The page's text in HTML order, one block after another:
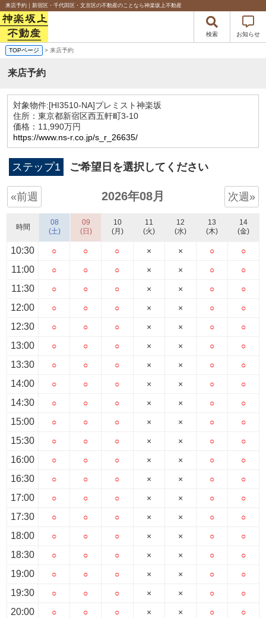
来店予約｜新宿区・千代田区・文京区の不動産のことなら神楽坂上不動産
検索 お知らせ
TOPページ > 来店予約
来店予約
対象物件:[HI3510-NA]プレミスト神楽坂
住所：東京都新宿区西五軒町3-10
価格：11,990万円
https://www.ns-r.co.jp/s_r_26635/
ステップ1 ご希望日を選択してください
«前週 2026年08月 次週»
時間
10:30
11:00
11:30
12:00
12:30
13:00
13:30
14:00
14:30
15:00
15:30
16:00
16:30
17:00
17:30
18:00
18:30
19:00
19:30
20:00
08
(土)
○
○
○
○
○
○
○
○
○
○
○
○
○
○
○
○
○
○
○
○
09
(日)
○
○
○
○
○
○
○
○
○
○
○
○
○
○
○
○
○
○
○
○
10
(月)
○
○
○
○
○
○
○
○
○
○
○
○
○
○
○
○
○
○
○
○
11
(火)
×
×
×
×
×
×
×
×
×
×
×
×
×
×
×
×
×
×
×
×
12
(水)
×
×
×
×
×
×
×
×
×
×
×
×
×
×
×
×
×
×
×
×
13
(木)
○
○
○
○
○
○
○
○
○
○
○
○
○
○
○
○
○
○
○
○
14
(金)
○
○
○
○
○
○
○
○
○
○
○
○
○
○
○
○
○
○
○
○